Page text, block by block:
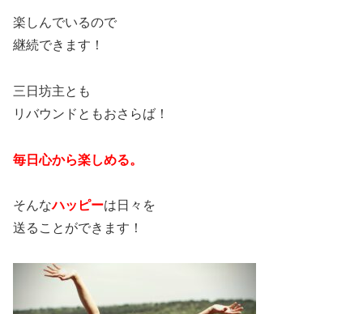
楽しんでいるので
継続できます！
三日坊主とも
リバウンドともおさらば！
毎日心から楽しめる。
そんなハッピーは日々を
送ることができます！